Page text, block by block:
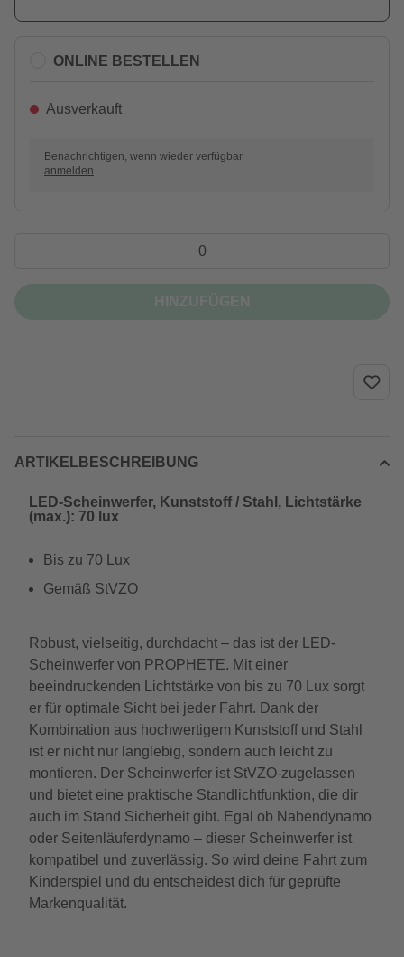
ONLINE BESTELLEN
Ausverkauft
Benachrichtigen, wenn wieder verfügbar
anmelden
ARTIKELBESCHREIBUNG
LED-Scheinwerfer, Kunststoff / Stahl, Lichtstärke
(max.): 70 lux
Bis zu 70 Lux
Gemäß StVZO
Robust, vielseitig, durchdacht – das ist der LED-
Scheinwerfer von PROPHETE. Mit einer
beeindruckenden Lichtstärke von bis zu 70 Lux sorgt
er für optimale Sicht bei jeder Fahrt. Dank der
Kombination aus hochwertigem Kunststoff und Stahl
ist er nicht nur langlebig, sondern auch leicht zu
montieren. Der Scheinwerfer ist StVZO-zugelassen
und bietet eine praktische Standlichtfunktion, die dir
auch im Stand Sicherheit gibt. Egal ob Nabendynamo
oder Seitenläuferdynamo – dieser Scheinwerfer ist
kompatibel und zuverlässig. So wird deine Fahrt zum
Kinderspiel und du entscheidest dich für geprüfte
Markenqualität.